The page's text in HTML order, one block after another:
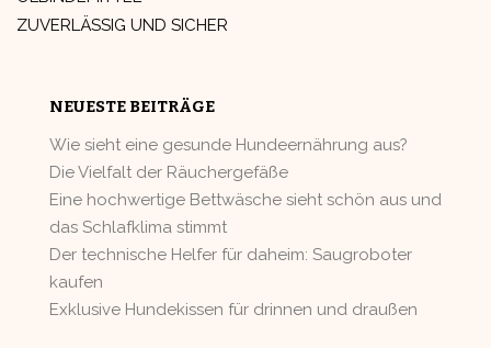
ZUVERLÄSSIG UND SICHER
NEUESTE BEITRÄGE
Wie sieht eine gesunde Hundeernährung aus?
Die Vielfalt der Räuchergefäße
Eine hochwertige Bettwäsche sieht schön aus und
das Schlafklima stimmt
Der technische Helfer für daheim: Saugroboter
kaufen
Exklusive Hundekissen für drinnen und draußen